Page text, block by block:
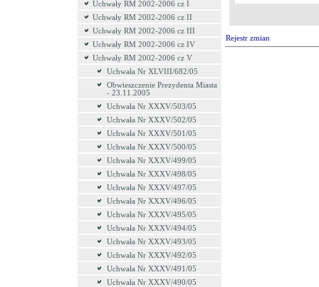
Uchwały RM 2002-2006 cz I
Uchwały RM 2002-2006 cz II
Uchwały RM 2002-2006 cz III
Uchwały RM 2002-2006 cz IV
Uchwały RM 2002-2006 cz V
Uchwała Nr XLVIII/682/05
Obwieszczenie Prezydenta Miasta
- 23.11.2005
Uchwała Nr XXXV/503/05
Uchwała Nr XXXV/502/05
Uchwała Nr XXXV/501/05
Uchwała Nr XXXV/500/05
Uchwała Nr XXXV/499/05
Uchwała Nr XXXV/498/05
Uchwała Nr XXXV/497/05
Uchwała Nr XXXV/496/05
Uchwała Nr XXXV/495/05
Uchwała Nr XXXV/494/05
Uchwała Nr XXXV/493/05
Uchwała Nr XXXV/492/05
Uchwała Nr XXXV/491/05
Uchwała Nr XXXV/490/05
Rejestr zmian